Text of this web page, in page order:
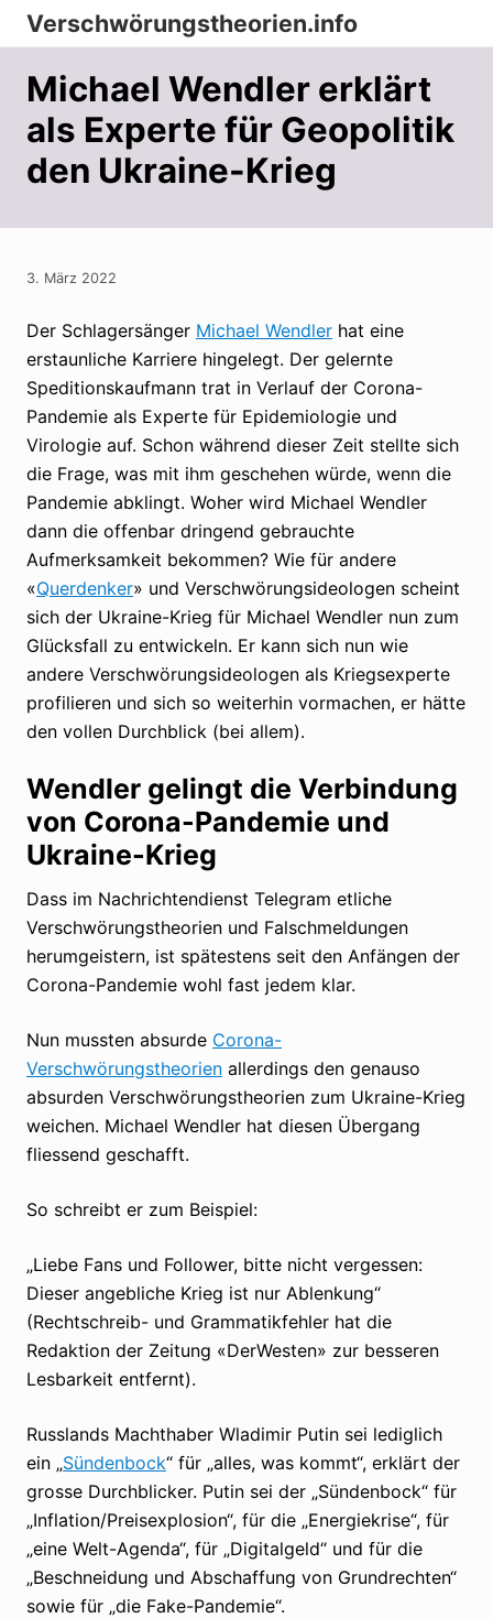
Menu
Zur
Hauptnavigation
springen
Zum
Inhalt
springen
Zur
Seitenspalte
springen
Verschwörungstheorien.info
Merkmalen,
Funktionen
Risiken
konspirationistischen
Michael Wendler erklärt
als Experte für Geopolitik
den Ukraine-Krieg
3. März 2022
Der Schlagersänger Michael Wendler hat eine
erstaunliche Karriere hingelegt. Der gelernte
Speditionskaufmann trat in Verlauf der Corona-
Pandemie als Experte für Epidemiologie und
Virologie auf. Schon während dieser Zeit stellte sich
die Frage, was mit ihm geschehen würde, wenn die
Pandemie abklingt. Woher wird Michael Wendler
dann die offenbar dringend gebrauchte
Aufmerksamkeit bekommen? Wie für andere
«Querdenker» und Verschwörungsideologen scheint
sich der Ukraine-Krieg für Michael Wendler nun zum
Glücksfall zu entwickeln. Er kann sich nun wie
andere Verschwörungsideologen als Kriegsexperte
profilieren und sich so weiterhin vormachen, er hätte
den vollen Durchblick (bei allem).
Wendler gelingt die Verbindung
von Corona-Pandemie und
Ukraine-Krieg
Dass im Nachrichtendienst Telegram etliche
Verschwörungstheorien und Falschmeldungen
herumgeistern, ist spätestens seit den Anfängen der
Corona-Pandemie wohl fast jedem klar.
Nun mussten absurde Corona-
Verschwörungstheorien allerdings den genauso
absurden Verschwörungstheorien zum Ukraine-Krieg
weichen. Michael Wendler hat diesen Übergang
fliessend geschafft.
So schreibt er zum Beispiel:
„Liebe Fans und Follower, bitte nicht vergessen:
Dieser angebliche Krieg ist nur Ablenkung“
(Rechtschreib- und Grammatikfehler hat die
Redaktion der Zeitung «DerWesten» zur besseren
Lesbarkeit entfernt).
Russlands Machthaber Wladimir Putin sei lediglich
ein „Sündenbock“ für „alles, was kommt“, erklärt der
grosse Durchblicker. Putin sei der „Sündenbock“ für
„Inflation/Preisexplosion“, für die „Energiekrise“, für
„eine Welt-Agenda“, für „Digitalgeld“ und für die
„Beschneidung und Abschaffung von Grundrechten“
sowie für „die Fake-Pandemie“.